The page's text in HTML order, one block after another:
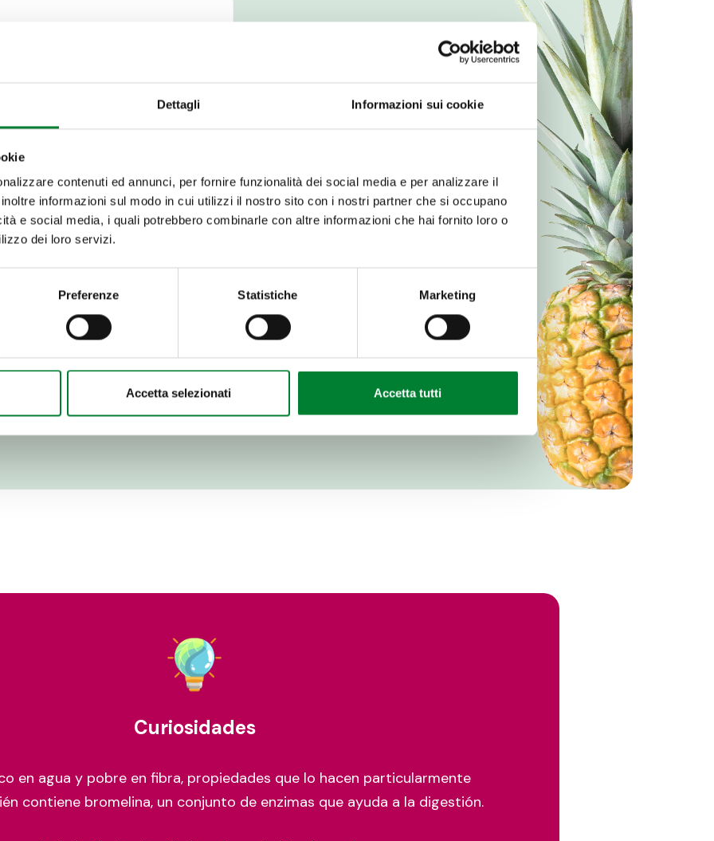
Dettagli Informazioni sui cookie
contenuti ed annunci, per fornire funzionalità dei social media e per analizzare il
informazioni sul modo in cui utilizzi il nostro sito con i nostri partner che si occupano
e social media, i quali potrebbero combinarle con altre informazioni che hai fornito loro o
dei loro servizi.
Preferenze Statistiche Marketing
Accetta selezionati Accetta tutti
al prepararlo.
transformar este
en 4 partes.
directamente en su
Curiosidades
en agua y pobre en fibra, propiedades que lo hacen particularmente
contiene bromelina, un conjunto de enzimas que ayuda a la digestión.